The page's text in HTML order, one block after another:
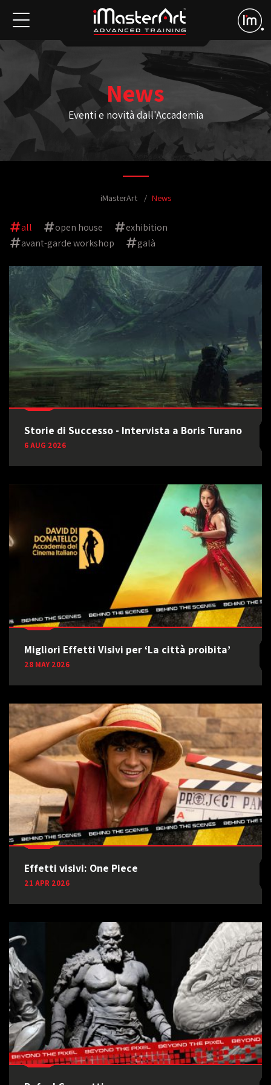
News
Eventi e novità dall'Accademia
iMasterArt News
all open house
exhibition
avant-garde workshop
galà
Storie di Successo - Intervista a Boris Turano
6 AUG 2026
Migliori Effetti Visivi per ‘La città proibita’
28 MAY 2026
Effetti visivi: One Piece
21 APR 2026